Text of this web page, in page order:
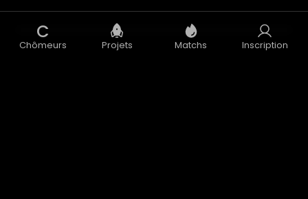
C
Chômeurs Projets Matchs Inscription